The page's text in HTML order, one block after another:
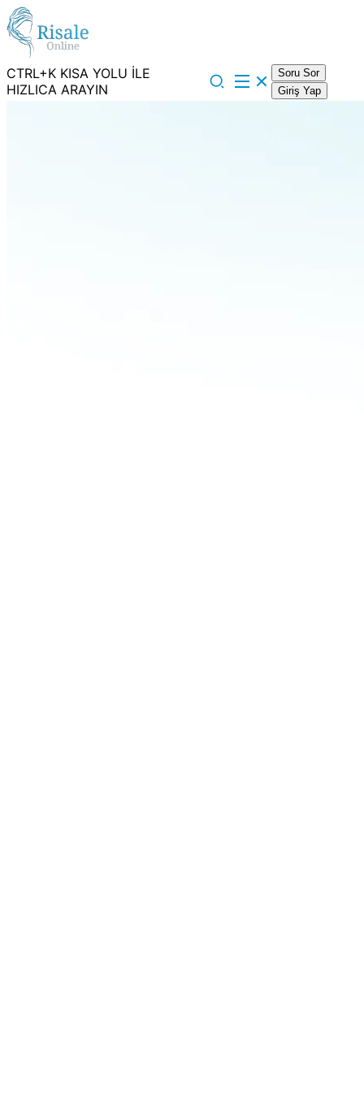
CTRL+K KISA YOLU İLE
HIZLICA ARAYIN
Soru Sor
Giriş Yap